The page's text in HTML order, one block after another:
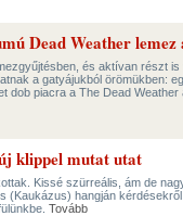
Dead Weather lemez
és aktívan részt
a gatyájukból örömükben:
dob piacra a The Dead Weather
klippel mutat utat
Kissé szürreális, ám de
(Kaukázus) hangján
Tovább